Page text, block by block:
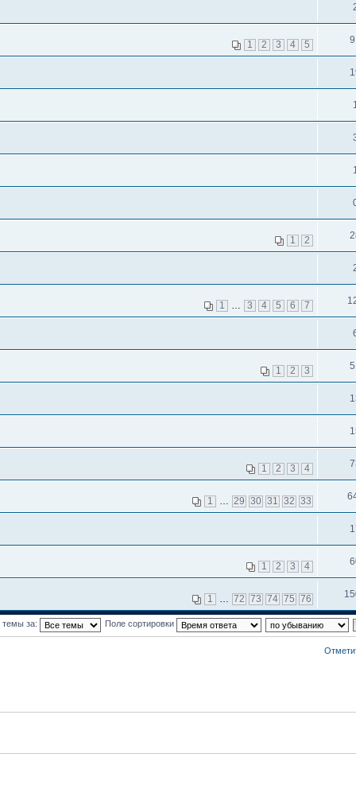
1 2 3 4 5
1
1
1 2
1 3 4 5 6 7
1 2 3
1 2 3 4
1 29 30 31 32 33
1 2 3 4
1 72 73 74 75 76
темы за: Поле сортировки